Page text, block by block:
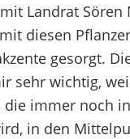
Landrat Sören
diesen
gesorgt.
sehr wichtig,
die immer noch
in den